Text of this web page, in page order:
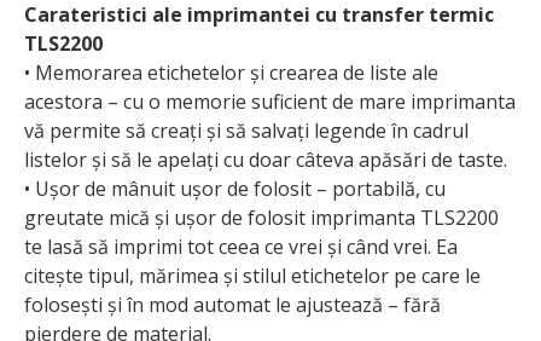
Carateristici ale imprimantei cu transfer termic
TLS2200
• Memorarea etichetelor și crearea de liste ale
acestora – cu o memorie suficient de mare imprimanta
vă permite să creați și să salvați legende în cadrul
listelor și să le apelați cu doar câteva apăsări de taste.
• Ușor de mânuit ușor de folosit – portabilă, cu
greutate mică și ușor de folosit imprimanta TLS2200
te lasă să imprimi tot ceea ce vrei și când vrei. Ea
citește tipul, mărimea și stilul etichetelor pe care le
folosești și în mod automat le ajustează – fără
pierdere de material.